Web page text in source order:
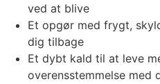
ved at blive
Et opgør med frygt,
dig tilbage
Et dybt kald til at leve
overensstemmelse med